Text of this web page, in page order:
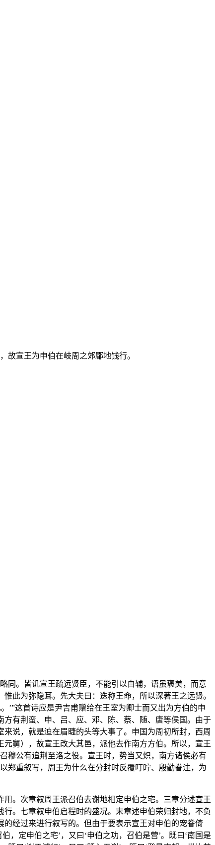
故宣王为申伯在岐周之郊郿地饯行。
同。皆讥宣王疏远贤臣，不能引以自辅，语虽褒美，而意
此为弥隐耳。先大夫曰：迭称王命，所以深著王之远贤。
’”这首诗应是尹吉甫赠给在王室为卿士而又出为方伯的申
有荆蛮、申、吕、应、邓、陈、蔡、随、唐等侯国。由于
说，就是迫在眉睫的头等大事了。申国为周初所封，西周
舅），故宣王改大其邑，派他去作南方方伯。所以，宣王
穆公有追荆至洛之役。宣王时，势当又炽，南方诸侯必有
郑重叙写，周王为什么在分封时反覆叮咛、殷勤眷注，为
。次章叙周王派召伯去谢地相定申伯之宅。三章分述宣王
。七章叙申伯启程时的盛况。末章述申伯荣归封地，不负
经过来进行叙写的。但由于要表示宣王对申伯的宠眷倚
定申伯之宅’，又曰‘申伯之功，召伯是营’。既曰‘南国是